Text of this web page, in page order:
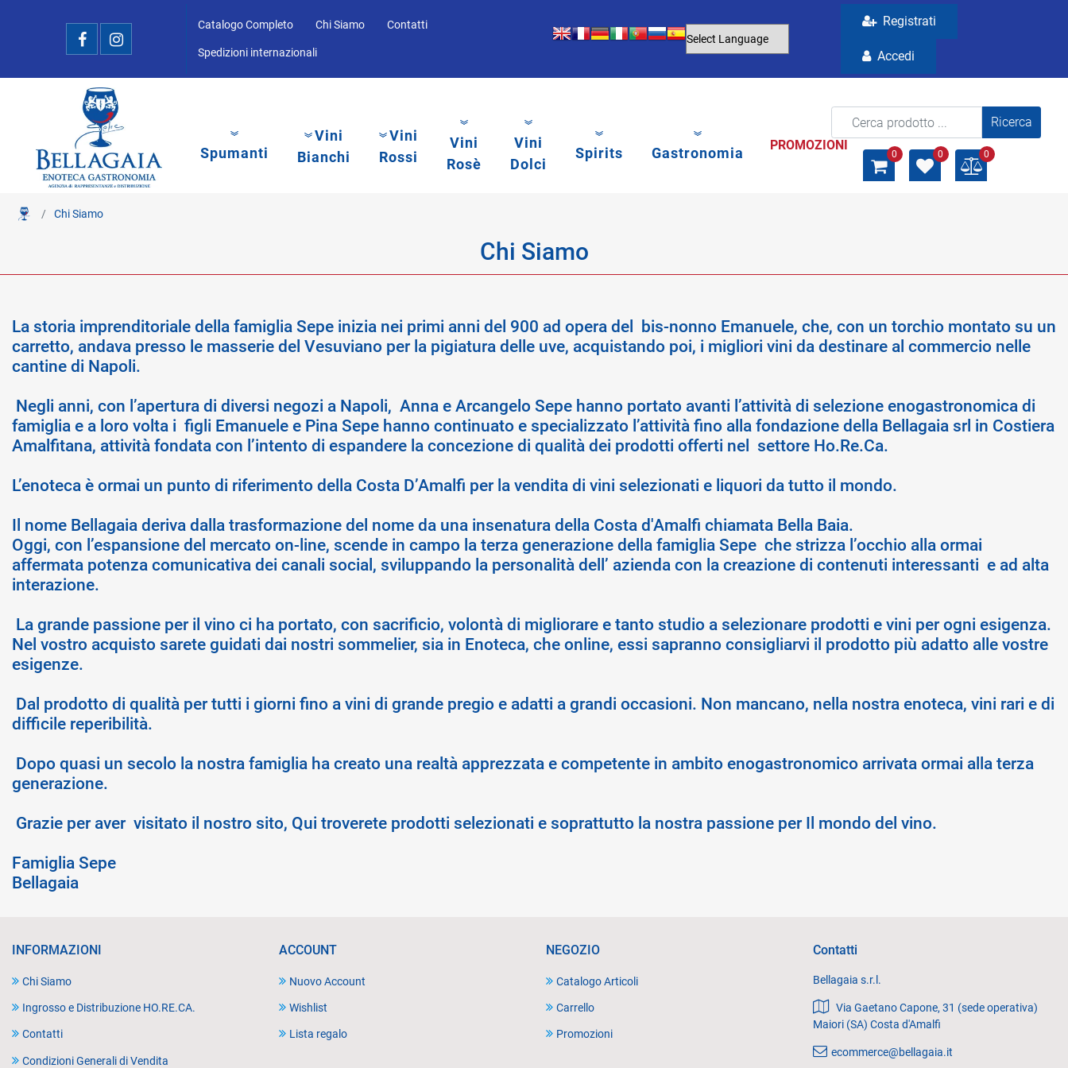
Catalogo Completo Chi Siamo Contatti
Spedizioni internazionali
Registrati
Accedi
Spumanti
Vini
Bianchi
Vini
Rossi
Vini
Rosè
Vini
Dolci
Spirits Gastronomia PROMOZIONI
La modifica di un filtro aggiorna
0 0 0
Chi Siamo
Chi Siamo
La storia imprenditoriale della famiglia Sepe inizia nei primi anni del 900 ad opera del bis-nonno Emanuele, che, con un torchio montato su un
carretto, andava presso le masserie del Vesuviano per la pigiatura delle uve, acquistando poi, i migliori vini da destinare al commercio nelle
cantine di Napoli.
Negli anni, con l’apertura di diversi negozi a Napoli, Anna e Arcangelo Sepe hanno portato avanti l’attività di selezione enogastronomica di
famiglia e a loro volta i figli Emanuele e Pina Sepe hanno continuato e specializzato l’attività fino alla fondazione della Bellagaia srl in Costiera
Amalfitana, attività fondata con l’intento di espandere la concezione di qualità dei prodotti offerti nel settore Ho.Re.Ca.
L’enoteca è ormai un punto di riferimento della Costa D’Amalfi per la vendita di vini selezionati e liquori da tutto il mondo.
Il nome Bellagaia deriva dalla trasformazione del nome da una insenatura della Costa d'Amalfi chiamata Bella Baia.
Oggi, con l’espansione del mercato on-line, scende in campo la terza generazione della famiglia Sepe che strizza l’occhio alla ormai
affermata potenza comunicativa dei canali social, sviluppando la personalità dell’ azienda con la creazione di contenuti interessanti e ad alta
interazione.
La grande passione per il vino ci ha portato, con sacrificio, volontà di migliorare e tanto studio a selezionare prodotti e vini per ogni esigenza.
Nel vostro acquisto sarete guidati dai nostri sommelier, sia in Enoteca, che online, essi sapranno consigliarvi il prodotto più adatto alle vostre
esigenze.
Dal prodotto di qualità per tutti i giorni fino a vini di grande pregio e adatti a grandi occasioni. Non mancano, nella nostra enoteca, vini rari e di
difficile reperibilità.
Dopo quasi un secolo la nostra famiglia ha creato una realtà apprezzata e competente in ambito enogastronomico arrivata ormai alla terza
generazione.
Grazie per aver visitato il nostro sito, Qui troverete prodotti selezionati e soprattutto la nostra passione per Il mondo del vino.
Famiglia Sepe
Bellagaia
INFORMAZIONI
Chi Siamo
Ingrosso e Distribuzione HO.RE.CA.
Contatti
Condizioni Generali di Vendita
ACCOUNT
Nuovo Account
Wishlist
Lista regalo
NEGOZIO
Catalogo Articoli
Carrello
Promozioni
Contatti
Bellagaia s.r.l.
Via Gaetano Capone, 31 (sede operativa)
Maiori (SA) Costa d'Amalfi
ecommerce@bellagaia.it